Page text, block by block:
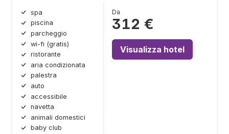
spa
piscina
parcheggio
wi-fi (gratis)
ristorante
aria condizionata
palestra
auto
accessibile
navetta
animali domestici
baby club
Da
312 €
Visualizza hotel